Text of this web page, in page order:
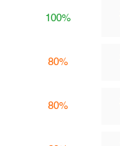
100%
80%
80%